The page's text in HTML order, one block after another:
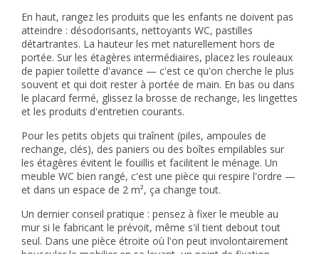
En haut, rangez les produits que les enfants ne doivent pas
atteindre : désodorisants, nettoyants WC, pastilles
détartrantes. La hauteur les met naturellement hors de
portée. Sur les étagères intermédiaires, placez les rouleaux
de papier toilette d'avance — c'est ce qu'on cherche le plus
souvent et qui doit rester à portée de main. En bas ou dans
le placard fermé, glissez la brosse de rechange, les lingettes
et les produits d'entretien courants.
Pour les petits objets qui traînent (piles, ampoules de
rechange, clés), des paniers ou des boîtes empilables sur
les étagères évitent le fouillis et facilitent le ménage. Un
meuble WC bien rangé, c'est une pièce qui respire l'ordre —
et dans un espace de 2 m², ça change tout.
Un dernier conseil pratique : pensez à fixer le meuble au
mur si le fabricant le prévoit, même s'il tient debout tout
seul. Dans une pièce étroite où l'on peut involontairement